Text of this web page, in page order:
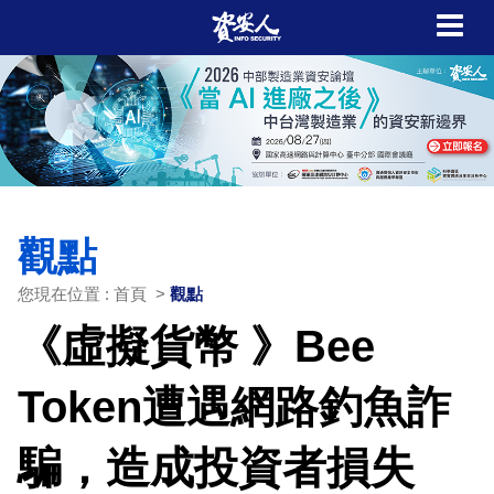
觀點
您現在位置 : 首頁 > 觀點
《虛擬貨幣 》Bee
Token遭遇網路釣魚詐
騙，造成投資者損失